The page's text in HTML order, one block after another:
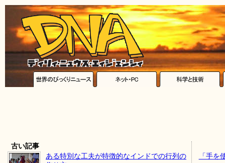
古い記事
ある特別な工夫が特徴的なインドでの行列の
「手を